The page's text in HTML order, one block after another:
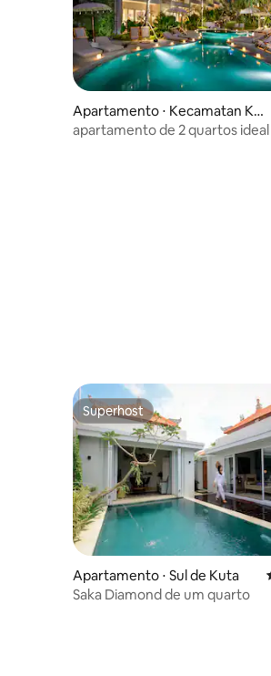
Apartamento ⋅ Kecamatan Ku
ta Utara
apartamento de 2 quartos
Superhost
Superhost
Apartamento ⋅ Sul de Kuta
Saka Diamond de um quarto